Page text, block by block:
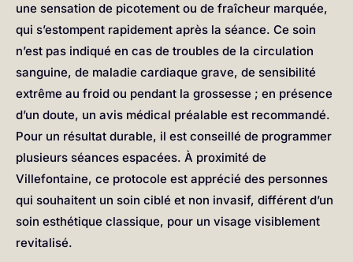
une sensation de picotement ou de fraîcheur marquée,
qui s’estompent rapidement après la séance. Ce soin
n’est pas indiqué en cas de troubles de la circulation
sanguine, de maladie cardiaque grave, de sensibilité
extrême au froid ou pendant la grossesse ; en présence
d’un doute, un avis médical préalable est recommandé.
Pour un résultat durable, il est conseillé de programmer
plusieurs séances espacées. À proximité de
Villefontaine, ce protocole est apprécié des personnes
qui souhaitent un soin ciblé et non invasif, différent d’un
soin esthétique classique, pour un visage visiblement
revitalisé.